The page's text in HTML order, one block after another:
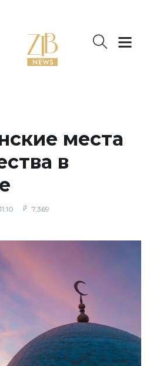
места
в
7,369